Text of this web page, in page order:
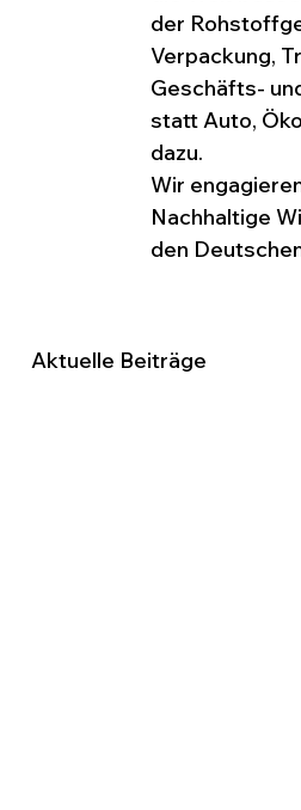
der
Verpackung,
Geschäfts-
statt Auto,
dazu.
Wir
Nachhaltige
den
Aktuelle Beiträge